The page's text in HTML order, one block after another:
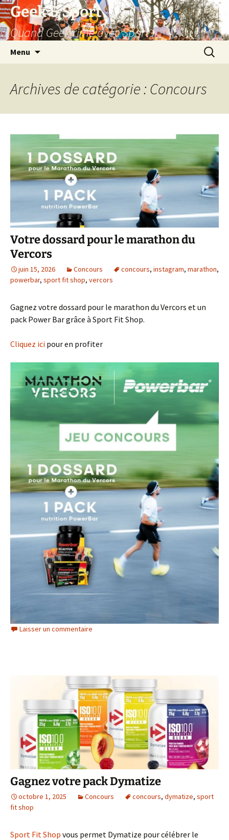
Aller
au
contenu
Geek & Sport
Quand Geek rime avec Sport
Menu
Archives de catégorie : Concours
Votre dossard pour le marathon du
Vercors
juin 15, 2026 Concours concours, instagram, marathon,
powerbar, sport fit shop, vercors
Gagnez votre dossard pour le marathon du Vercors et un
pack Power Bar grâce à Sport Fit Shop.
Cliquez ici pour en profiter
Laisser un commentaire
Gagnez votre pack Dymatize
octobre 1, 2025 Concours concours, dymatize, sport
fit shop
Sport Fit Shop vous permet Dymatize pour célébrer le